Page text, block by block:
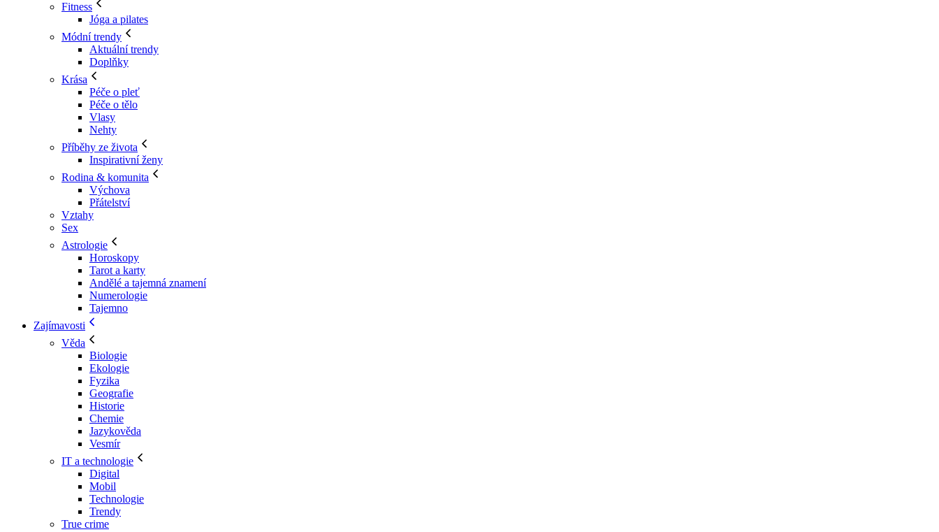
Fitness
Jóga a pilates
Módní trendy
Aktuální trendy
Doplňky
Krása
Péče o pleť
Péče o tělo
Vlasy
Nehty
Příběhy ze života
Inspirativní ženy
Rodina & komunita
Výchova
Přátelství
Vztahy
Sex
Astrologie
Horoskopy
Tarot a karty
Andělé a tajemná znamení
Numerologie
Tajemno
Zajímavosti
Věda
Biologie
Ekologie
Fyzika
Geografie
Historie
Chemie
Jazykověda
Vesmír
IT a technologie
Digital
Mobil
Technologie
Trendy
True crime